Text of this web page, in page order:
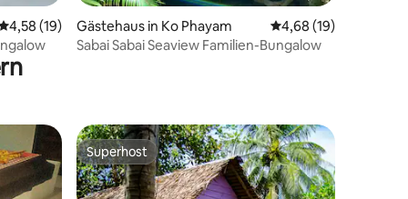
Bewertungen Bewertung: 4,58 von 5, 19 Bewertungen
4,58 (19)
Gästehaus in Ko Phayam Durchschnittliche
4,68 (19)
Sabai Sabai Seaview Familien-Bungalow
Superhost
Superhost